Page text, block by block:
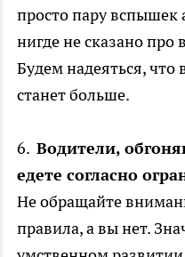
просто пару вспышек
нигде не сказано про
Будем надеяться,
станет больше.
6. Водители,
едете согласно
Не обращайте
правила, а вы нет.